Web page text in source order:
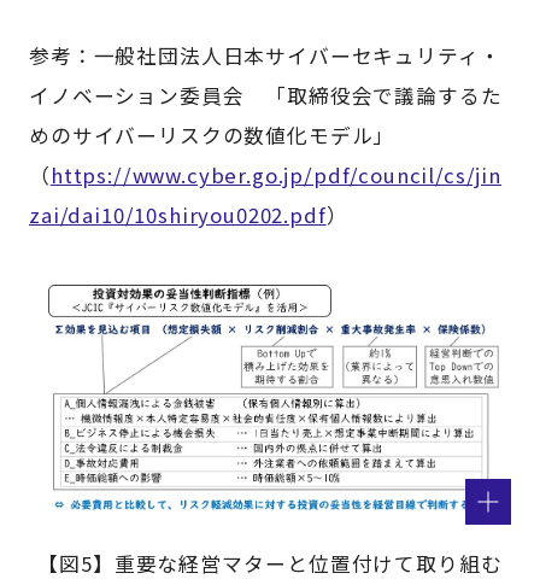
参考：一般社団法人日本サイバーセキュリティ・
イノベーション委員会 「取締役会で議論するた
めのサイバーリスクの数値化モデル」
（https://www.cyber.go.jp/pdf/council/cs/jin
zai/dai10/10shiryou0202.pdf）
【図5】重要な経営マターと位置付けて取り組む